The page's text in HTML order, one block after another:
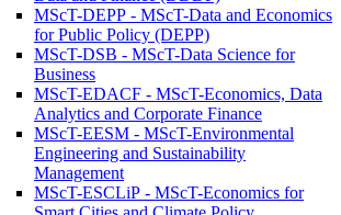
MScT-DEPP - MScT-Data and Economics
for Public Policy (DEPP)
MScT-DSB - MScT-Data Science for
Business
MScT-EDACF - MScT-Economics, Data
Analytics and Corporate Finance
MScT-EESM - MScT-Environmental
Engineering and Sustainability
Management
MScT-ESCLiP - MScT-Economics for